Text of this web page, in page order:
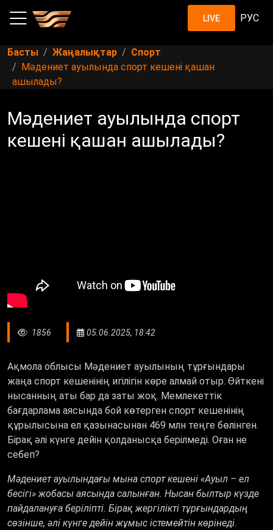
LIVE РУС
Басты Жаңалықтар
Спорт
Мәдениет ауылында спорт кешені қашан
ашылады?
Мәдениет ауылында спорт
кешені қашан ашылады?
1856 05.06.2025, 18:42
Ақмола облысы Мәдениет ауылының тұрғындары
жаңа спорт кешенінің игілігін көре алмай отыр. Өйткені
нысанның аты бар да заты жоқ. Мемлекеттік
бағдарлама аясында бой көтерген спорт кешенінің
құрылысына ел қазынасынан 469 млн теңге бөлінген.
Бірақ әлі күнге дейін қолданысқа берілмеді. Оған не
себеп?
Мәдениет ауылындағы мына спорт кешені «Ауыл – ел
бесігі» жобасы аясында салынған. Нысан былтыр күзде
пайдалануға беріліпті. Бірақ жергілікті тұрғындардың
сөзінше, әлі күнге дейін жұмыс істемейтін көрінеді.